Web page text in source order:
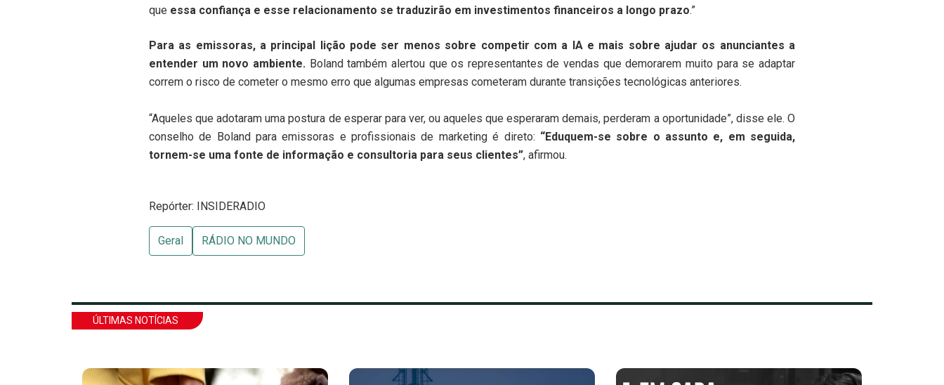
que essa confiança e esse relacionamento se traduzirão em investimentos financeiros a longo prazo.”
Para as emissoras, a principal lição pode ser menos sobre competir com a IA e mais sobre ajudar os anunciantes a
entender um novo ambiente.Boland também alertou que os representantes de vendas que demorarem muito para se adaptar
correm o risco de cometer o mesmo erro que algumas empresas cometeram durante transições tecnológicas anteriores.
“Aqueles que adotaram uma postura de esperar para ver, ou aqueles que esperaram demais, perderam a oportunidade”, disse ele. O
conselho de Boland para emissoras e profissionais de marketing é direto: “Eduquem-se sobre o assunto e, em seguida,
tornem-se uma fonte de informação e consultoria para seus clientes”, afirmou.
Repórter: INSIDERADIO
Geral RÁDIO NO MUNDO
ÚLTIMAS NOTÍCIAS